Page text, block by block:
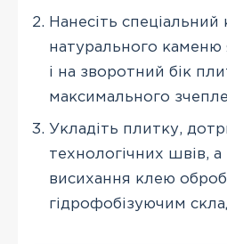
Нанесіть спеціальний
натурального каменю
і на зворотний бік
максимального
Укладіть плитку,
технологічних швів, а
висихання клею
гідрофобізуючим